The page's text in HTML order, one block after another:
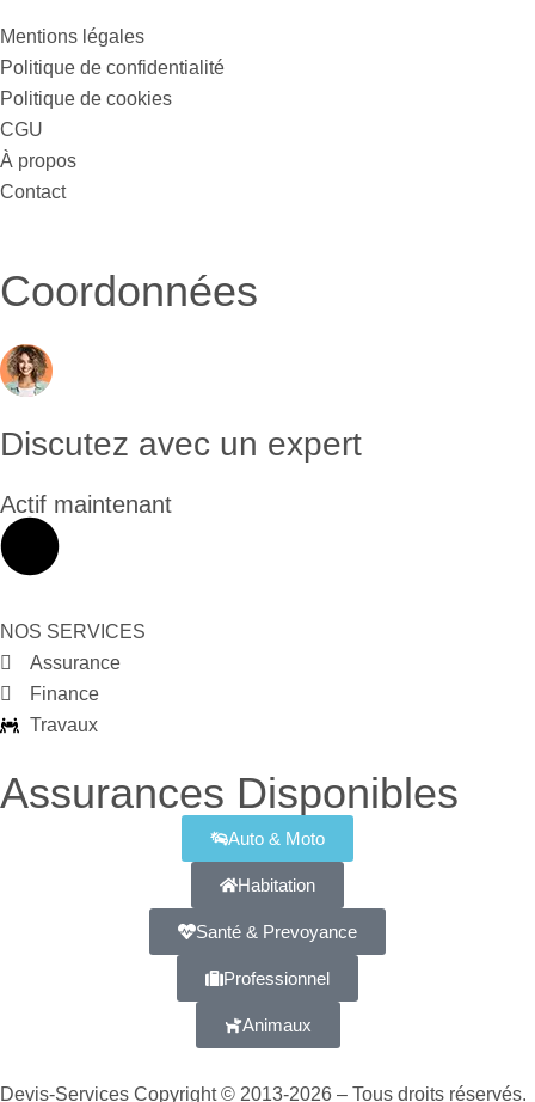
Mentions légales
Politique de confidentialité
Politique de cookies
CGU
À propos
Contact
Coordonnées
Discutez avec un expert
Actif maintenant
NOS SERVICES
Assurance
Finance
Travaux
Assurances Disponibles
Auto & Moto
Habitation
Santé & Prevoyance
Professionnel
Animaux
Devis-Services Copyright © 2013-2026 – Tous droits réservés.